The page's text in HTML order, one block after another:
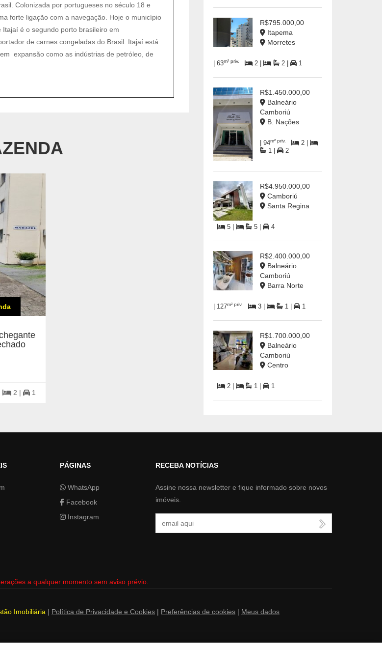
Colonizada por portugueses no século 18 e
forte ligação com a navegação. Hoje o município
é o segundo porto brasileiro em
de carnes congeladas do Brasil. Itajaí está
expansão como as indústrias de petróleo, de
2 | 1
R$795.000,00
Itapema
Morretes
| 63m² priv. 2 | 2 | 1
R$1.450.000,00
Balneário
Camboriú
B. Nações
| 94m² priv.
2 |
1 |
2
R$4.950.000,00
Camboriú
Santa Regina
5 | 5 | 4
R$2.400.000,00
Balneário
Camboriú
Barra Norte
| 127m² priv. 3 | 1 | 1
R$1.700.000,00
Balneário
Camboriú
Centro
2 | 1 | 1
PÁGINAS
WhatsApp
Facebook
Instagram
RECEBA NOTÍCIAS
Assine nossa newsletter e fique informado sobre novos
imóveis.
a qualquer momento sem aviso prévio.
Imobiliária | Política de Privacidade e Cookies | Preferências de cookies | Meus dados